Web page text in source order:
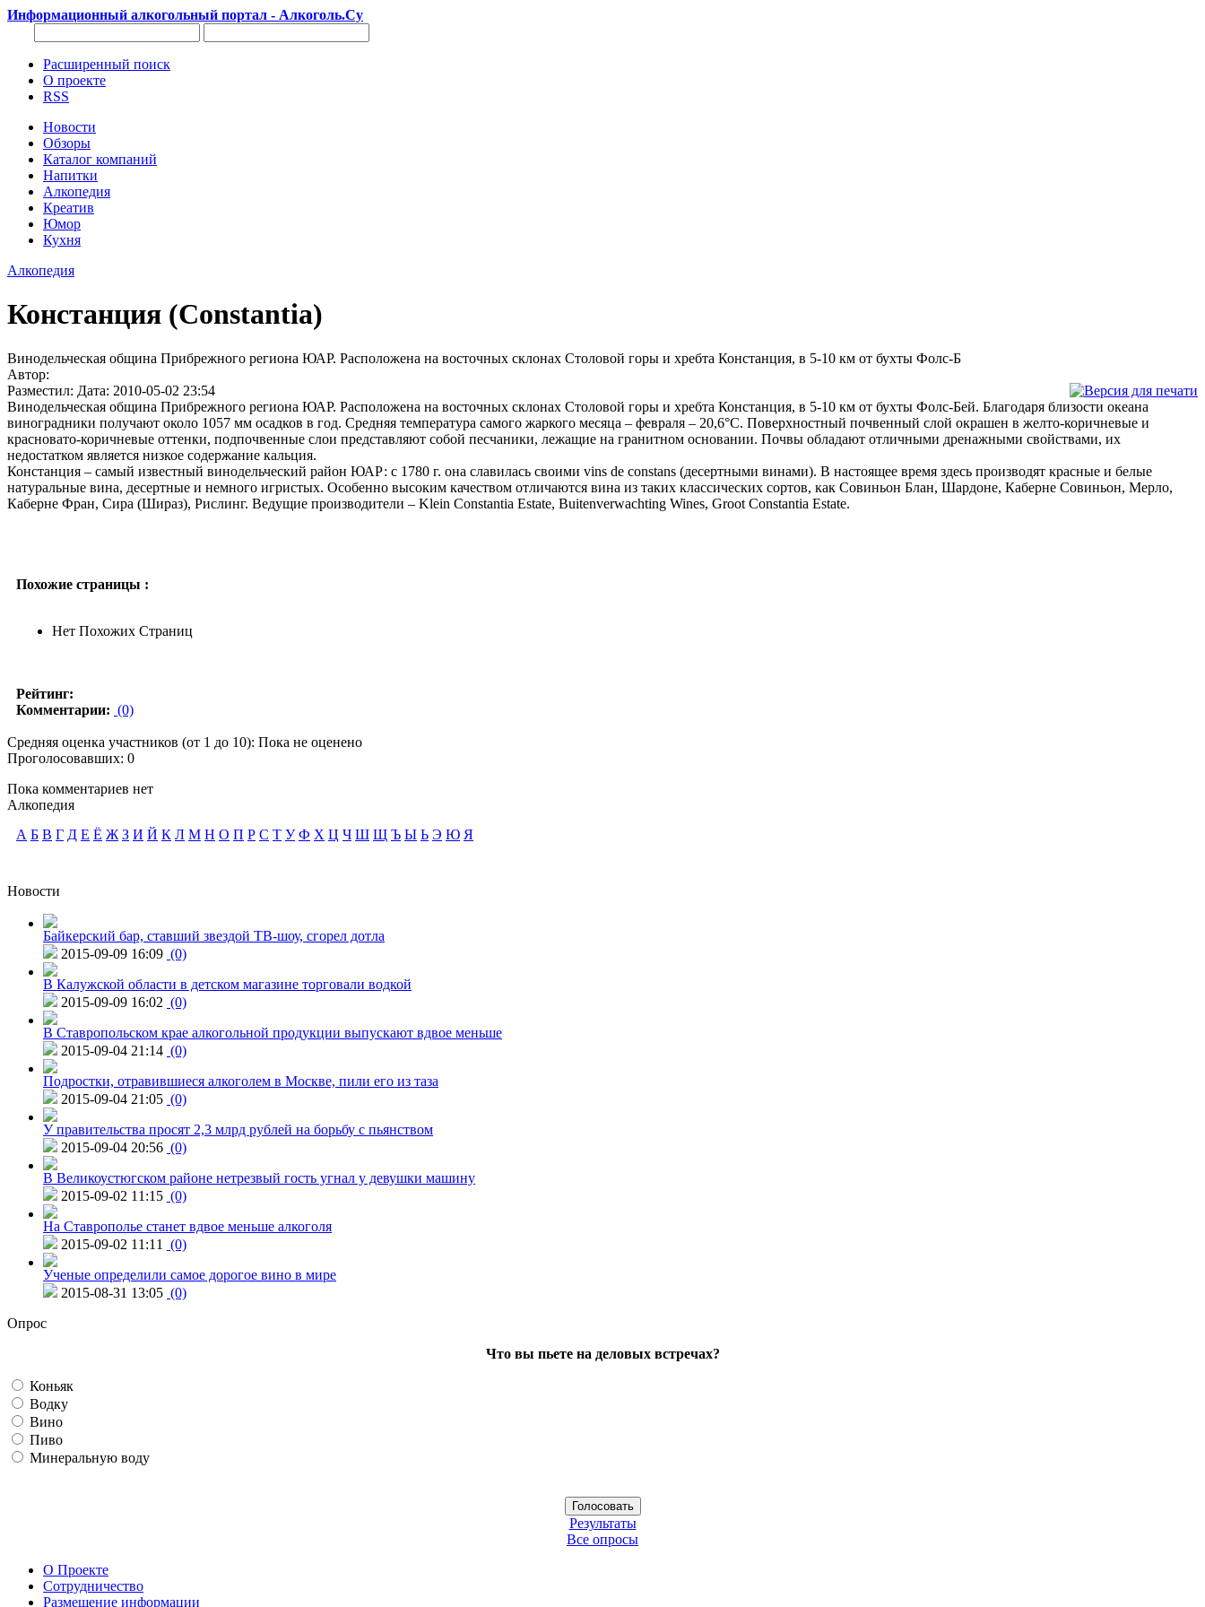
Информационный алкогольный портал - Алкоголь.Су
Расширенный поиск
О проекте
RSS
Новости
Обзоры
Каталог компаний
Напитки
Алкопедия
Креатив
Юмор
Кухня
Алкопедия
Констанция (Constantia)
Винодельческая община Прибрежного региона ЮАР. Расположена на восточных склонах Столовой горы и хребта Констанция, в 5-10 км от бухты Фолс-Б
Автор:
Разместил: Дата: 2010-05-02 23:54
Винодельческая община Прибрежного региона ЮАР. Расположена на восточных склонах Столовой горы и хребта Констанция, в 5-10 км от бухты Фолс-Бей. Благодаря близости океана
виноградники получают около 1057 мм осадков в год. Средняя температура самого жаркого месяца – февраля – 20,6°С. Поверхностный почвенный слой окрашен в желто-коричневые и
красновато-коричневые оттенки, подпочвенные слои представляют собой песчаники, лежащие на гранитном основании. Почвы обладают отличными дренажными свойствами, их
недостатком является низкое содержание кальция.
Констанция – самый известный винодельческий район ЮАР: с 1780 г. она славилась своими vins de constans (десертными винами). В настоящее время здесь производят красные и белые
натуральные вина, десертные и немного игристых. Особенно высоким качеством отличаются вина из таких классических сортов, как Совиньон Блан, Шардоне, Каберне Совиньон, Мерло,
Каберне Фран, Сира (Шираз), Рислинг. Ведущие производители – Klein Constantia Estate, Buitenverwachting Wines, Groot Constantia Estate.
Похожие страницы :
Нет Похожих Страниц
Рейтинг:
Комментарии: (0)
Средняя оценка участников (от 1 до 10): Пока не оценено
Проголосовавших: 0
Пока комментариев нет
Алкопедия
А Б В Г Д Е Ё Ж З И Й К Л М Н О П Р С Т У Ф Х Ц Ч Ш Щ Ъ Ы Ь Э Ю Я
Новости
Байкерский бар, ставший звездой ТВ-шоу, сгорел дотла
2015-09-09 16:09 (0)
В Калужской области в детском магазине торговали водкой
2015-09-09 16:02 (0)
В Ставропольском крае алкогольной продукции выпускают вдвое меньше
2015-09-04 21:14 (0)
Подростки, отравившиеся алкоголем в Москве, пили его из таза
2015-09-04 21:05 (0)
У правительства просят 2,3 млрд рублей на борьбу с пьянством
2015-09-04 20:56 (0)
В Великоустюгском районе нетрезвый гость угнал у девушки машину
2015-09-02 11:15 (0)
На Ставрополье станет вдвое меньше алкоголя
2015-09-02 11:11
(0)
Ученые определили самое дорогое вино в мире
2015-08-31 13:05 (0)
Опрос
Что вы пьете на деловых встречах?
Коньяк
Водку
Вино
Пиво
Минеральную воду
Результаты
Все опросы
О Проекте
Сотрудничество
Размещение информации